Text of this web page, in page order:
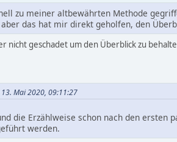
zu meiner altbewährten Methode
das hat mir direkt geholfen, den
nicht geschadet um den Überblick zu
Mai 2020, 09:11:27
die Erzählweise schon nach den ersten
werden.